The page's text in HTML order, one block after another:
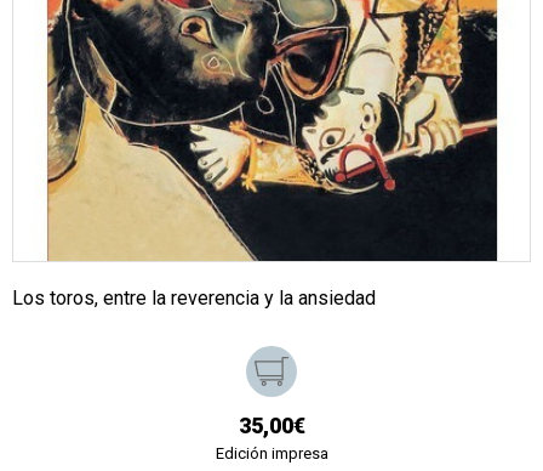
Los toros, entre la reverencia y la ansiedad
35,00€
Edición impresa